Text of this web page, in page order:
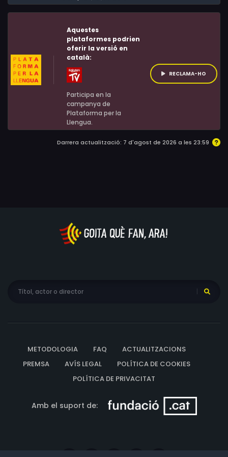
un país.
Aquestes
plataformes podrien
oferir la versió en
català:
Participa en la
campanya de
Plataforma per la
Llengua.
RECLAMA-HO
Darrera actualització: 7 d'agost de 2026 a les 23:59
METODOLOGIA FAQ
ACTUALITZACIONS
PREMSA
AVÍS LEGAL
POLÍTICA DE COOKIES
POLÍTICA DE PRIVACITAT
Amb el suport de: